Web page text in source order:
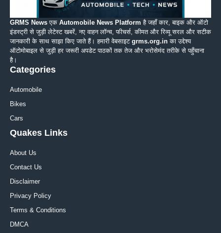
GRMS News एक Automobile News Platform है जहाँ कार, बाइक और ऑटो
इंडस्ट्री से जुड़ी लेटेस्ट खबरें, नए वाहन लॉन्च, फीचर्स, कीमत और रिव्यू सरल और सटीक
जानकारी के साथ साझा किए जाते हैं। हमारी वेबसाइट grms.org.in का उद्देश्य
ऑटोमोबाइल से जुड़ी हर जरूरी अपडेट पाठकों तक तेज और भरोसेमंद तरीके से पहुँचाना
है।
Categories
Automobile
Bikes
Cars
Quakes Links
About Us
Contact Us
Disclaimer
Privacy Policy
Terms & Conditions
DMCA